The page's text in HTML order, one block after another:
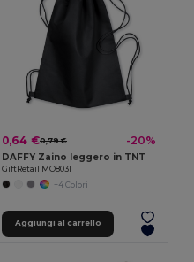
0,64 €0,79 € -20%
DAFFY Zaino leggero in TNT
GiftRetail MO8031
+4 Colori
Aggiungi al carrello